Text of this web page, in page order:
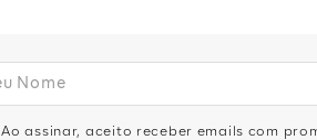
Ao assinar, aceito receber emails com